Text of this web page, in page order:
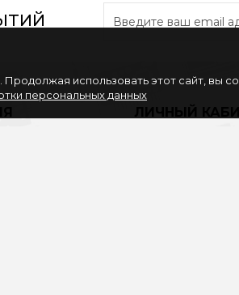
ЛИЧНЫЙ
использовать этот сайт, вы
персональных данных